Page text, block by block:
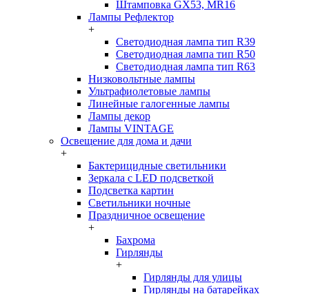
Штамповка GX53, MR16
Лампы Рефлектор
+
Светодиодная лампа тип R39
Светодиодная лампа тип R50
Светодиодная лампа тип R63
Низковольтные лампы
Ультрафиолетовые лампы
Линейные галогенные лампы
Лампы декор
Лампы VINTAGE
Освещение для дома и дачи
+
Бактерицидные светильники
Зеркала с LED подсветкой
Подсветка картин
Светильники ночные
Праздничное освещение
+
Бахрома
Гирлянды
+
Гирлянды для улицы
Гирлянды на батарейках